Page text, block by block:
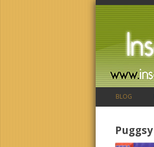
BLOG